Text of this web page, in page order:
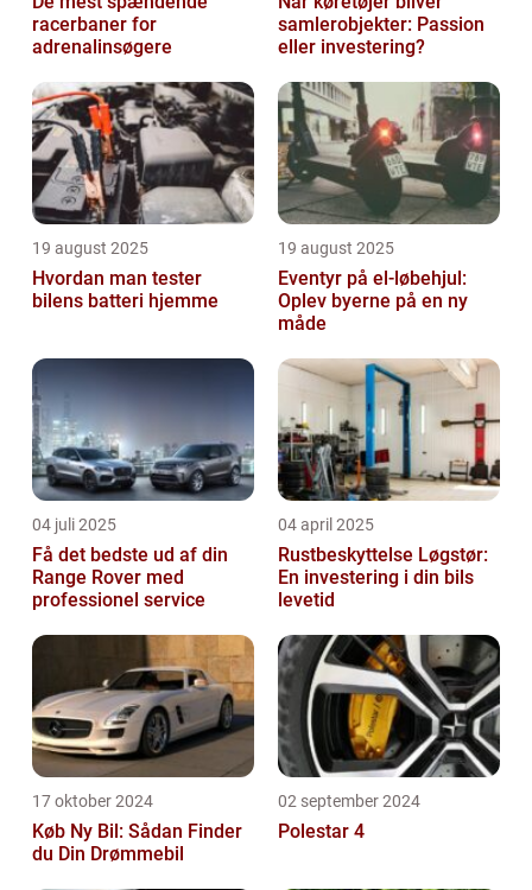
racerbaner for
adrenalinsøgere
samlerobjekter: Passion
eller investering?
19 august 2025
Hvordan man tester
bilens batteri hjemme
19 august 2025
Eventyr på el-løbehjul:
Oplev byerne på en ny
måde
04 juli 2025
Få det bedste ud af din
Range Rover med
professionel service
04 april 2025
Rustbeskyttelse Løgstør:
En investering i din bils
levetid
17 oktober 2024
Køb Ny Bil: Sådan Finder
du Din Drømmebil
02 september 2024
Polestar 4